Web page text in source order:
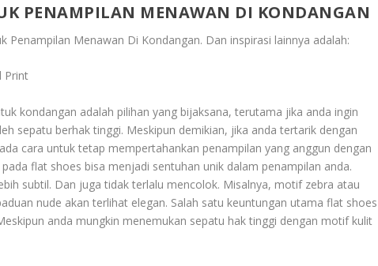
PENAMPILAN MENAWAN DI KONDANGAN
Penampilan Menawan Di Kondangan. Dan inspirasi lainnya adalah:
Print
kondangan adalah pilihan yang bijaksana, terutama jika anda ingin
sepatu berhak tinggi. Meskipun demikian, jika anda tertarik dengan
cara untuk tetap mempertahankan penampilan yang anggun dengan
flat shoes bisa menjadi sentuhan unik dalam penampilan anda.
subtil. Dan juga tidak terlalu mencolok. Misalnya, motif zebra atau
nude akan terlihat elegan. Salah satu keuntungan utama flat shoes
anda mungkin menemukan sepatu hak tinggi dengan motif kulit